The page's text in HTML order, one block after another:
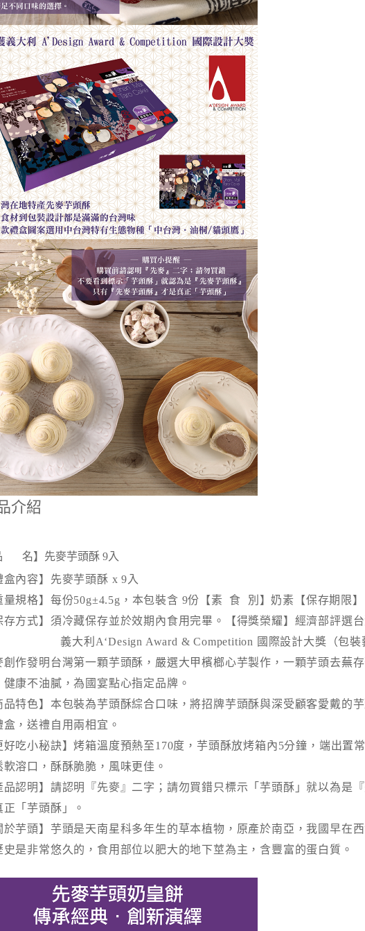
介紹
名】先麥芋頭酥 9入
盒內容】先麥芋頭酥 x 9入
量規格】每份50g±4.5g，本包裝含 9份
【素 食 別】奶素 【保存期限
存方式】須冷藏保存並於效期內食用完畢。
【得獎榮耀】經濟部評選
利A‘Design Award & Competition 國際設計大獎（包裝藝
創作發明台灣第一顆芋頭酥，嚴選大甲檳榔心芋製作，一顆芋頭去蕪
健康不油膩，為國宴點心指定品牌。
品特色】本包裝為芋頭酥綜合口味，將招牌芋頭酥與深受顧客愛戴的
盒，送禮自用兩相宜。
好吃小秘訣】烤箱溫度預熱至170度，芋頭酥放烤箱內5分鐘，端出置
軟溶口，酥酥脆脆，風味更佳。
品認明】請認明『先麥』二字；請勿買錯只標示「芋頭酥」就以為是
正「芋頭酥」。
於芋頭】芋頭是天南星科多年生的草本植物，原產於南亞，我國早在
史是非常悠久的，食用部位以肥大的地下莖為主，含豐富的蛋白質。